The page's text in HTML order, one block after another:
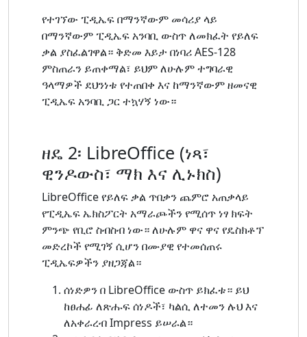
የተገኘው ፒዲኤፍ በማንኛውም መሳሪያ ላይ
በማንኛውም ፒዲኤፍ አንባቢ ውስጥ ለመክፈት የይለፍ
ቃል ያስፈልገዋል። ቅድመ እይታ በነባሪ AES-128
ምስጠራን ይጠቀማል፣ ይህም ለሁሉም ተግባራዊ
ዓላማዎች ደህንነቱ የተጠበቀ እና ከማንኛውም ዘመናዊ
ፒዲኤፍ አንባቢ ጋር ተኳሃኝ ነው።
ዘዴ 2፡ LibreOffice (ነጻ፣
ዊንዶውስ፣ ማክ እና ሊኑክስ)
LibreOffice የይለፍ ቃል ጥበቃን ጨምሮ አጠቃላይ
የፒዲኤፍ ኤክስፖርት አማራጮችን የሚሰጥ ነፃ ክፍት
ምንጭ የቢሮ ስብስብ ነው። ለሁሉም ዋና ዋና የዴስክቶፕ
መድረኮች የሚገኝ ሲሆን በሙያዊ የተመሰጠሩ
ፒዲኤፍዎችን ያዘጋጃል።
ሰነድዎን በ LibreOffice ውስጥ ይክፈቱ። ይህ
ከፀሐፊ ለጽሑፍ ሰነዶች፣ ካልሲ ለተመን ሉህ እና
ለአቀራረብ Impress ይሠራል።